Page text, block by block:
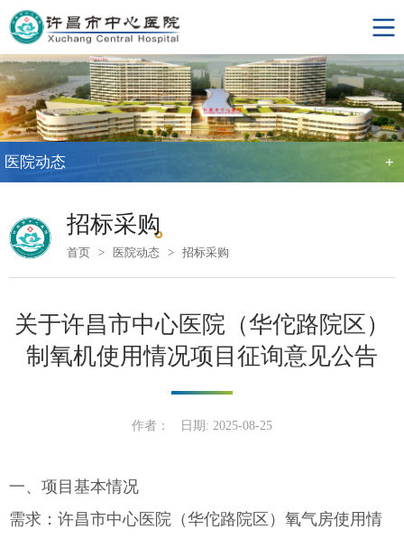
医院动态 +
招标采购
首页 > 医院动态 > 招标采购
关于许昌市中心医院（华佗路院区）
制氧机使用情况项目征询意见公告
作者： 日期: 2025-08-25
一、项目基本情况
需求：许昌市中心医院（华佗路院区）氧气房使用情